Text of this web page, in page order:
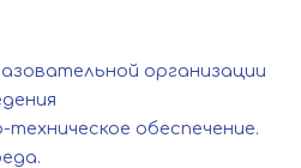
организации
обеспечение.